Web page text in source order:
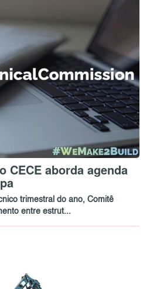
CECE aborda agenda
trimestral do ano, Comitê
entre estrut...